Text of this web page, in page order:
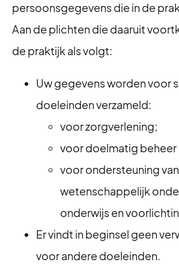
persoonsgegevens die in de
Aan de plichten die daaruit
de praktijk als volgt:
Uw gegevens worden voor
doeleinden verzameld:
voor zorgverlening;
voor doelmatig beheer
voor ondersteuning van
wetenschappelijk
onderwijs en
⁠Er vindt in beginsel geen
voor andere doeleinden.